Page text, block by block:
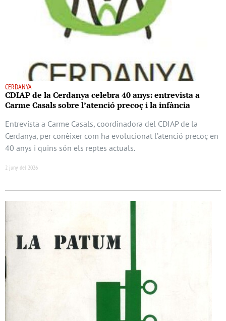
CERDANYA
CDIAP de la Cerdanya celebra 40 anys: entrevista a
Carme Casals sobre l’atenció precoç i la infància
Entrevista a Carme Casals, coordinadora del CDIAP de la
Cerdanya, per conèixer com ha evolucionat l’atenció precoç en
40 anys i quins són els reptes actuals.
2 juny del 2026